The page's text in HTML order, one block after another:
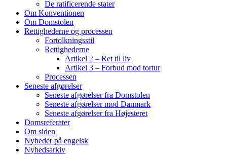
De ratificerende stater
Om Konventionen
Om Domstolen
Rettighederne og processen
Fortolkningsstil
Rettighederne
Artikel 2 – Ret til liv
Artikel 3 – Forbud mod tortur
Processen
Seneste afgørelser
Seneste afgørelser fra Domstolen
Seneste afgørelser mod Danmark
Seneste afgørelser fra Højesteret
Domsreferater
Om siden
Nyheder på engelsk
Nyhedsarkiv